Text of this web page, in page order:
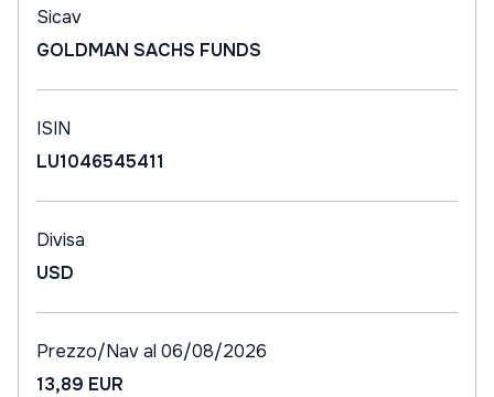
Sicav
GOLDMAN SACHS FUNDS
ISIN
LU1046545411
Divisa
USD
Prezzo/Nav al 06/08/2026
13,89 EUR